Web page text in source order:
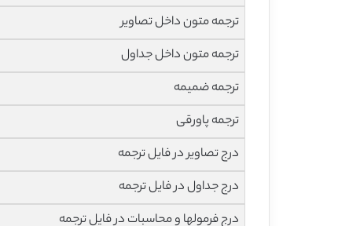
ترجمه متون داخل تصاویر
ترجمه متون داخل جداول
ترجمه ضمیمه
ترجمه پاورقی
درج تصاویر در فایل ترجمه
درج جداول در فایل ترجمه
درج فرمولها و محاسبات در فایل ترجمه